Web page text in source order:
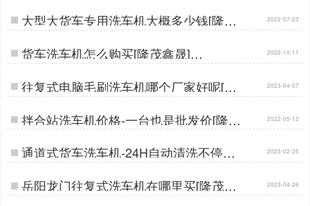
大型大货车专用洗车机大概多少钱[隆茂
鑫晟] …
2022-07-23
货车洗车机怎么购买[隆茂鑫晟]… 2022-10-11
往复式电脑毛刷洗车机哪个厂家好呢[隆
茂鑫晟]…
2023-04-07
拌合站洗车机价格-一台也是批发价[隆茂
鑫晟]…
2022-05-12
通道式货车洗车机-24H自动清洗不停机
[隆茂鑫晟]…
2023-02-25
岳阳龙门往复式洗车机在哪里买[隆茂鑫
晟]…
2023-04-26